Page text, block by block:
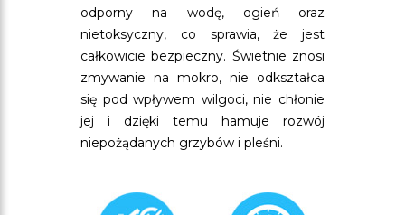
odporny na wodę, ogień oraz
nietoksyczny, co sprawia, że jest
całkowicie bezpieczny. Świetnie znosi
zmywanie na mokro, nie odkształca
się pod wpływem wilgoci, nie chłonie
jej i dzięki temu hamuje rozwój
niepożądanych grzybów i pleśni.